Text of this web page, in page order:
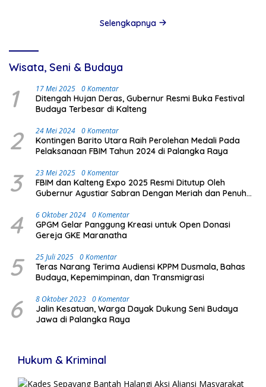
Selengkapnya
Wisata, Seni & Budaya
1 17 Mei 2025 0 Komentar
Ditengah Hujan Deras, Gubernur Resmi Buka Festival
Budaya Terbesar di Kalteng
2 24 Mei 2024 0 Komentar
Kontingen Barito Utara Raih Perolehan Medali Pada
Pelaksanaan FBIM Tahun 2024 di Palangka Raya
3 23 Mei 2025 0 Komentar
FBIM dan Kalteng Expo 2025 Resmi Ditutup Oleh
Gubernur Agustiar Sabran Dengan Meriah dan Penuh
4 6 Oktober 2024 0 Komentar
GPGM Gelar Panggung Kreasi untuk Open Donasi
Gereja GKE Maranatha
5 25 Juli 2025 0 Komentar
Teras Narang Terima Audiensi KPPM Dusmala, Bahas
Budaya, Kepemimpinan, dan Transmigrasi
6 8 Oktober 2023 0 Komentar
Jalin Kesatuan, Warga Dayak Dukung Seni Budaya
Jawa di Palangka Raya
Hukum & Kriminal